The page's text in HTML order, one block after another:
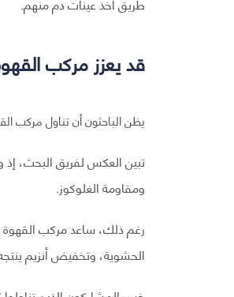
قد يعزز مركب
يظن الباحثون أن تناول مركب القهوة لمدة 12 أسبوعًا قد يحسن حساسية الإنسولين وغيرها من
ومقاومة الغلوكوز.
رغم ذلك، ساعد مركب القهوة
الحشوية، وتخفيض أنزيم ينتجه الكبد